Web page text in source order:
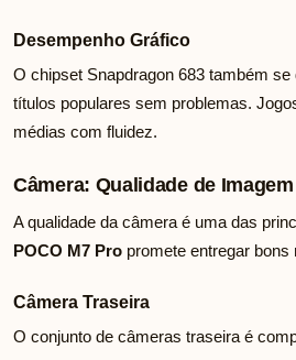
Desempenho Gráfico
O chipset Snapdragon 683 também
títulos populares sem problemas.
médias com fluidez.
Câmera: Qualidade de Imagem
A qualidade da câmera é uma das
POCO M7 Pro promete entregar
Câmera Traseira
O conjunto de câmeras traseira é